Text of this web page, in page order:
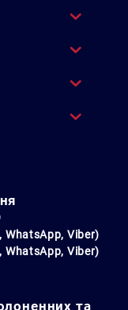
WhatsApp, Viber)
WhatsApp, Viber)
та